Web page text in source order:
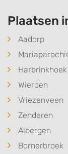
Plaatsen
Aadorp
Harbrinkhoek
Wierden
Vriezenveen
Zenderen
Albergen
Bornerbroek